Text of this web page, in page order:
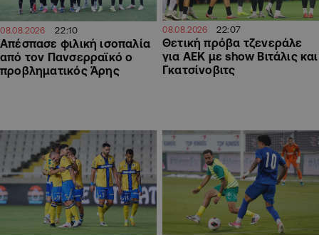
08.08.2026 22:10
Απέσπασε φιλική ισοπαλία
από τον Πανσερραϊκό ο
προβληματικός Άρης
08.08.2026 22:07
Θετική πρόβα τζενεράλε
για ΑΕΚ με show Βιτάλις και
Γκατσίνοβιτς